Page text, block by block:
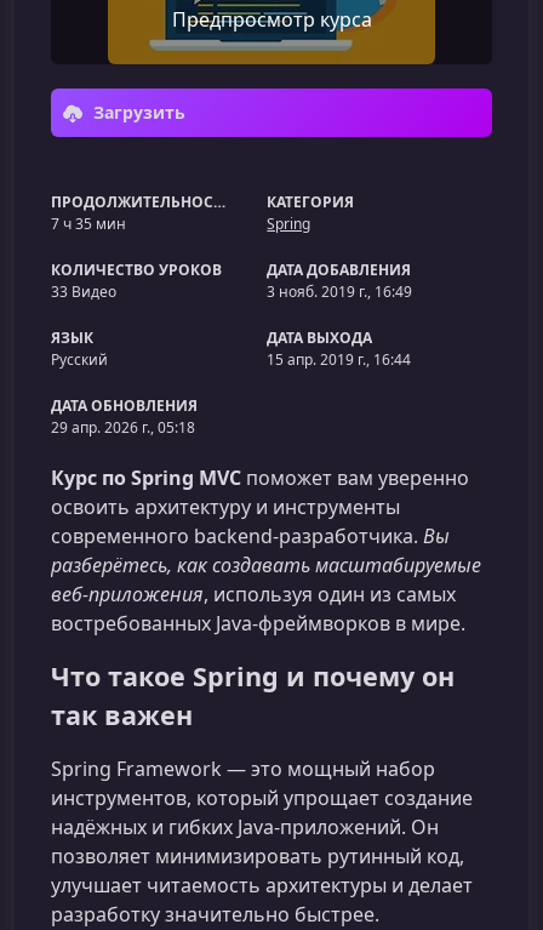
Предпросмотр курса
Загрузить
ПРОДОЛЖИТЕЛЬНОСТЬ
7 ч 35 мин
КАТЕГОРИЯ
Spring
КОЛИЧЕСТВО УРОКОВ
33 Видео
ДАТА ДОБАВЛЕНИЯ
3 нояб. 2019 г., 16:49
ЯЗЫК
Русский
ДАТА ВЫХОДА
15 апр. 2019 г., 16:44
ДАТА ОБНОВЛЕНИЯ
29 апр. 2026 г., 05:18
Курс по Spring MVC поможет вам уверенно
освоить архитектуру и инструменты
современного backend‑разработчика. Вы
разберётесь, как создавать масштабируемые
веб‑приложения, используя один из самых
востребованных Java‑фреймворков в мире.
Что такое Spring и почему он
так важен
Spring Framework — это мощный набор
инструментов, который упрощает создание
надёжных и гибких Java‑приложений. Он
позволяет минимизировать рутинный код,
улучшает читаемость архитектуры и делает
разработку значительно быстрее.